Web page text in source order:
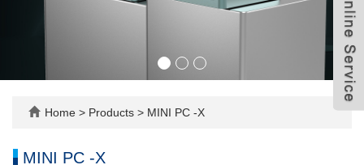
Home > Products > MINI PC -X
MINI PC -X